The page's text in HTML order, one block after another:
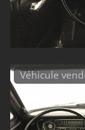
Véhicule